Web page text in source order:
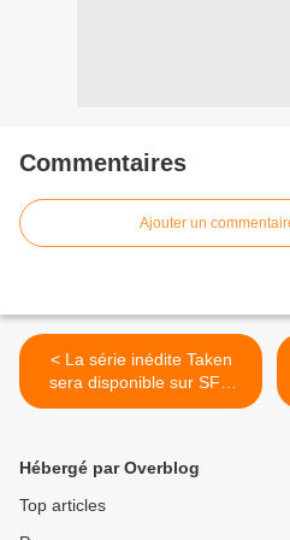
Commentaires
Ajouter un
< La série inédite Taken
sera disponible sur SFR
PLAY à partir du 10 mars.
Hébergé par Overblog
Top articles